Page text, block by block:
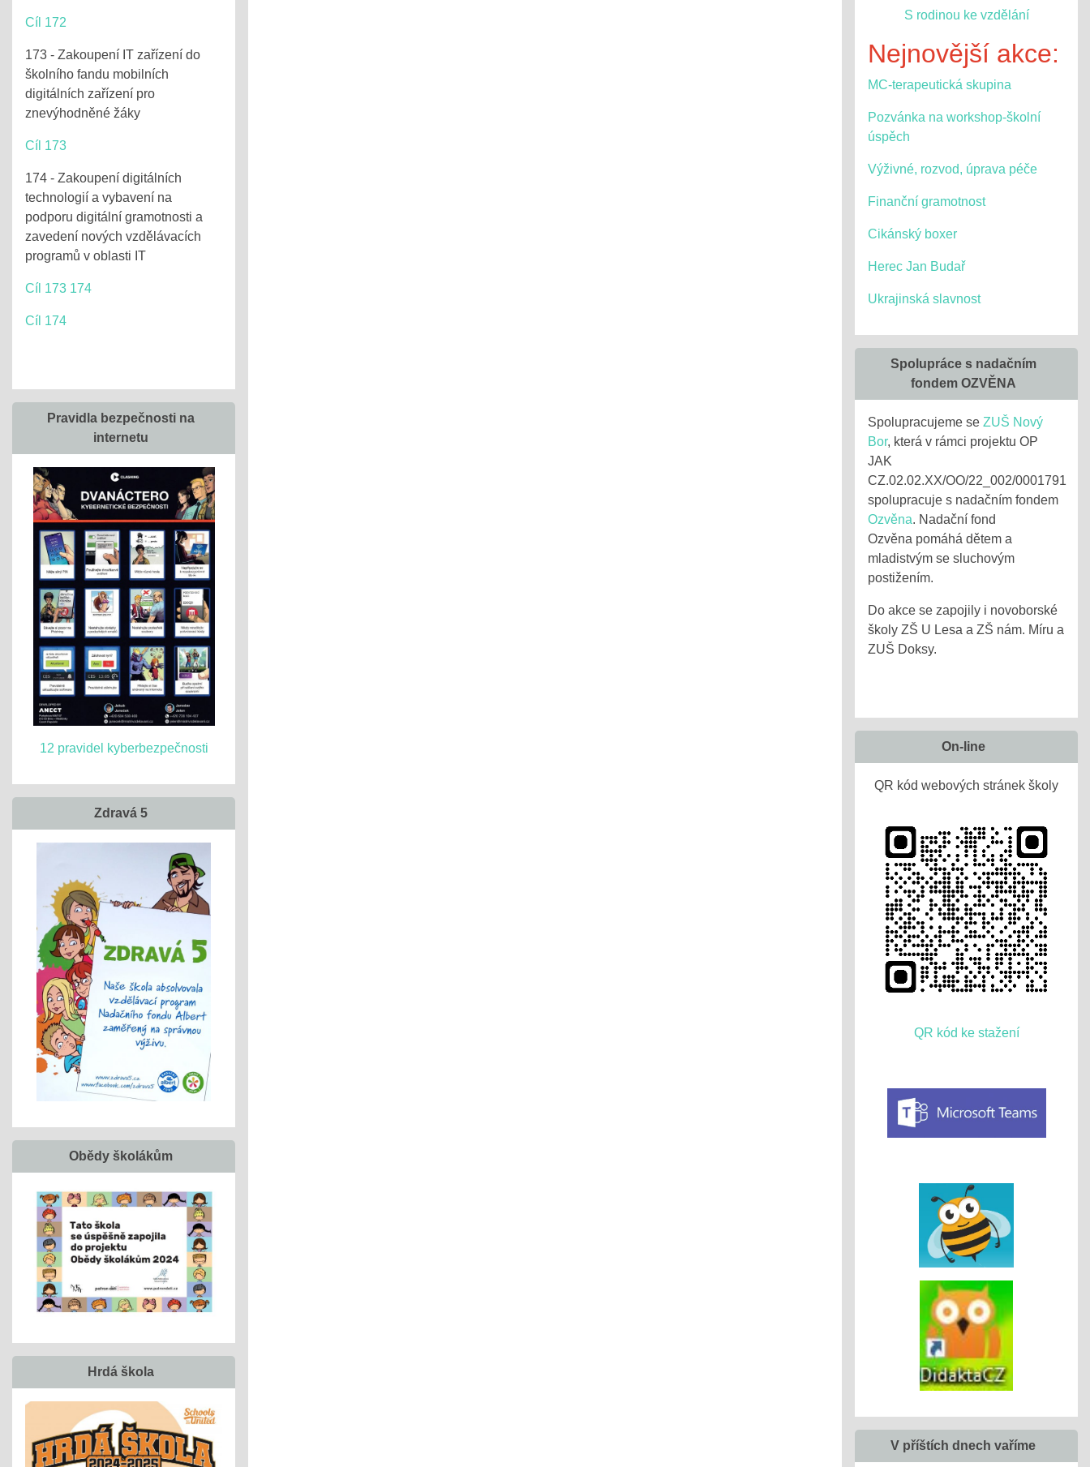
Cíl 172
173 - Zakoupení IT zařízení do
školního fandu mobilních
digitálních zařízení pro
znevýhodněné žáky
Cíl 173
174 - Zakoupení digitálních
technologií a vybavení na
podporu digitální gramotnosti a
zavedení nových vzdělávacích
programů v oblasti IT
Cíl 173 174
Cíl 174
Pravidla bezpečnosti na
internetu
12 pravidel kyberbezpečnosti
Zdravá 5
Obědy školákům
Hrdá škola
S rodinou ke vzdělání
Nejnovější akce:
MC-terapeutická skupina
Pozvánka na workshop-školní
úspěch
Výživné, rozvod, úprava péče
Finanční gramotnost
Cikánský boxer
Herec Jan Budař
Ukrajinská slavnost
Spolupráce s nadačním
fondem OZVĚNA
Spolupracujeme se ZUŠ Nový
Bor, která v rámci projektu OP
JAK
CZ.02.02.XX/OO/22_002/0001791
spolupracuje s nadačním fondem
Ozvěna. Nadační fond
Ozvěna pomáhá dětem a
mladistvým se sluchovým
postižením.
Do akce se zapojily i novoborské
školy ZŠ U Lesa a ZŠ nám. Míru a
ZUŠ Doksy.
On-line
QR kód webových stránek školy
QR kód ke stažení
V příštích dnech vaříme